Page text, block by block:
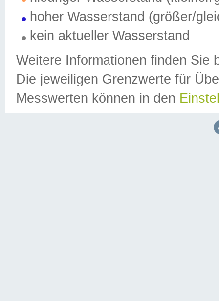
hoher Wasserstand (größer/
kein aktueller Wasserstand
Weitere Informationen finden Sie
Die jeweiligen Grenzwerte für
Messwerten können in den